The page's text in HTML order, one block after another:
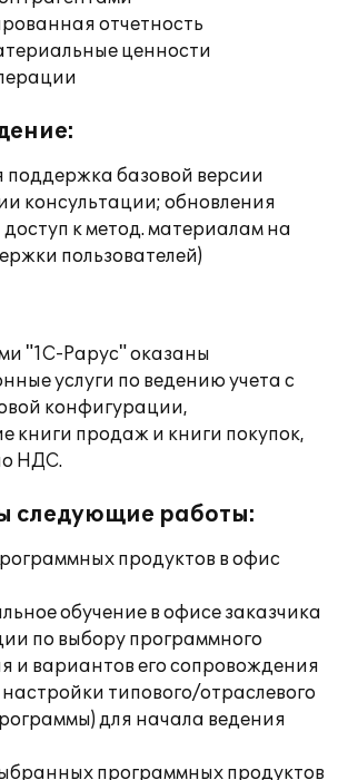
отчетность
ценности
поддержка базовой версии
консультации; обновления
к метод. материалам на
пользователей)
"1С-Рарус" оказаны
услуги по ведению учета с
конфигурации,
книги продаж и книги покупок,
НДС.
следующие работы:
продуктов в офис
обучение в офисе заказчика
по выбору программного
и вариантов его сопровождения
типового/отраслевого
для начала ведения
программных продуктов